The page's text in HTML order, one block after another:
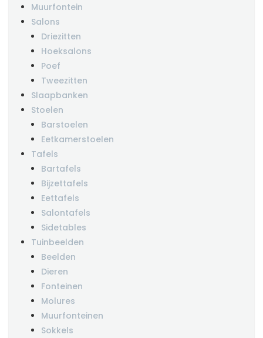
Muurfontein
Salons
Driezitten
Hoeksalons
Poef
Tweezitten
Slaapbanken
Stoelen
Barstoelen
Eetkamerstoelen
Tafels
Bartafels
Bijzettafels
Eettafels
Salontafels
Sidetables
Tuinbeelden
Beelden
Dieren
Fonteinen
Molures
Muurfonteinen
Sokkels